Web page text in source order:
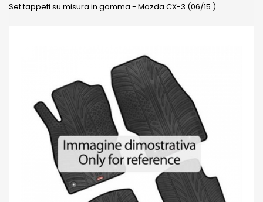
Set tappeti su misura in gomma - Mazda CX-3 (06/15 )